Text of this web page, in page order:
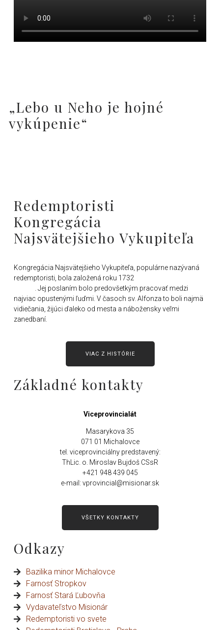
„Lebo u Neho je hojné
vykúpenie“
Redemptoristi
Kongregácia
Najsvätejšieho Vykupiteľa
Kongregácia Najsvätejšieho Vykupiteľa, populárne nazývaná
redemptoristi, bola založená roku 1732
. Jej poslaním bolo predovšetkým pracovať medzi
najviac opustenými ľuďmi. V časoch sv. Alfonza to boli najmä
vidiečania, žijúci ďaleko od mesta a nábožensky veľmi
zanedbaní.
VIAC Z HISTÓRIE
Základné kontakty
Viceprovincialát
Masarykova 35
071 01 Michalovce
tel. viceprovinciálny predstavený:
ThLic. o. Miroslav Bujdoš CSsR
+421 948 439 045
e-mail: vprovincial@misionar.sk
VŠETKY KONTAKTY
Odkazy
Bazilika minor Michalovce
Farnosť Stropkov
Farnosť Stará Ľubovňa
Vydavateľstvo Misionár
Redemptoristi vo svete